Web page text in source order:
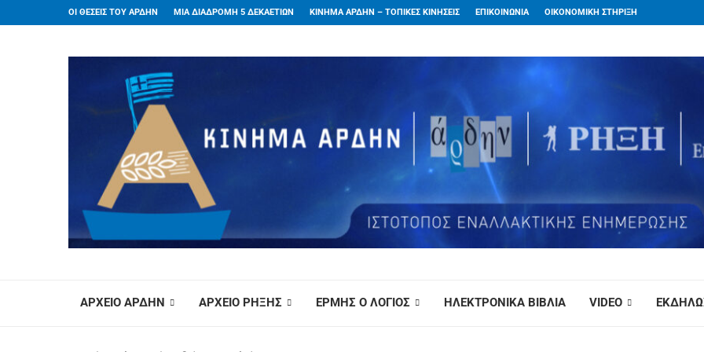
ΟΙ ΘΕΣΕΙΣ ΤΟΥ ΑΡΔΗΝ ΜΙΑ ΔΙΑΔΡΟΜΗ 5 ΔΕΚΑΕΤΙΩΝ ΚΙΝΗΜΑ ΑΡΔΗΝ – ΤΟΠΙΚΕΣ ΚΙΝΗΣΕΙΣ ΕΠΙΚΟΙΝΩΝΙΑ ΟΙΚΟΝΟΜΙΚΗ ΣΤΗΡΙΞΗ
ΑΡΧΕΙΟ ΑΡΔΗΝ ΑΡΧΕΙΟ ΡΗΞΗΣ ΕΡΜΗΣ Ο ΛΟΓΙΟΣ ΗΛΕΚΤΡΟΝΙΚΑ ΒΙΒΛΙΑ VIDEO